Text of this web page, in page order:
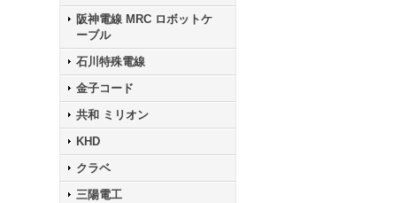
阪神電線 MRC ロボットケ
ーブル
石川特殊電線
金子コード
共和 ミリオン
KHD
クラベ
三陽電工